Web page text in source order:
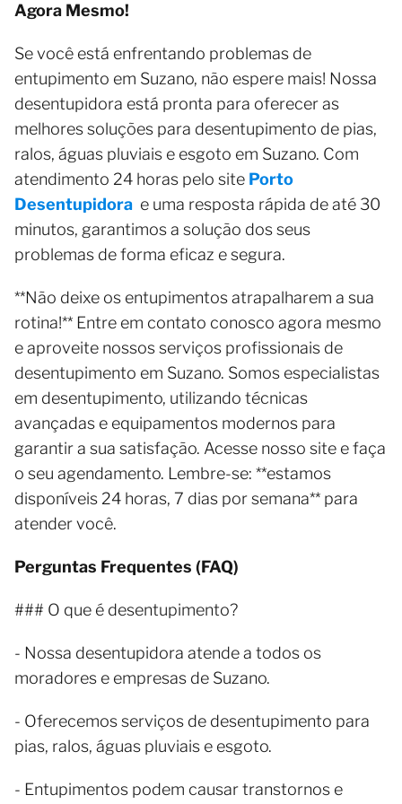
Agora Mesmo!
Se você está enfrentando problemas de
entupimento em Suzano, não espere mais! Nossa
desentupidora está pronta para oferecer as
melhores soluções para desentupimento de pias,
ralos, águas pluviais e esgoto em Suzano. Com
atendimento 24 horas pelo site Porto
Desentupidora e uma resposta rápida de até 30
minutos, garantimos a solução dos seus
problemas de forma eficaz e segura.
**Não deixe os entupimentos atrapalharem a sua
rotina!** Entre em contato conosco agora mesmo
e aproveite nossos serviços profissionais de
desentupimento em Suzano. Somos especialistas
em desentupimento, utilizando técnicas
avançadas e equipamentos modernos para
garantir a sua satisfação. Acesse nosso site e faça
o seu agendamento. Lembre-se: **estamos
disponíveis 24 horas, 7 dias por semana** para
atender você.
Perguntas Frequentes (FAQ)
### O que é desentupimento?
- Nossa desentupidora atende a todos os
moradores e empresas de Suzano.
- Oferecemos serviços de desentupimento para
pias, ralos, águas pluviais e esgoto.
- Entupimentos podem causar transtornos e